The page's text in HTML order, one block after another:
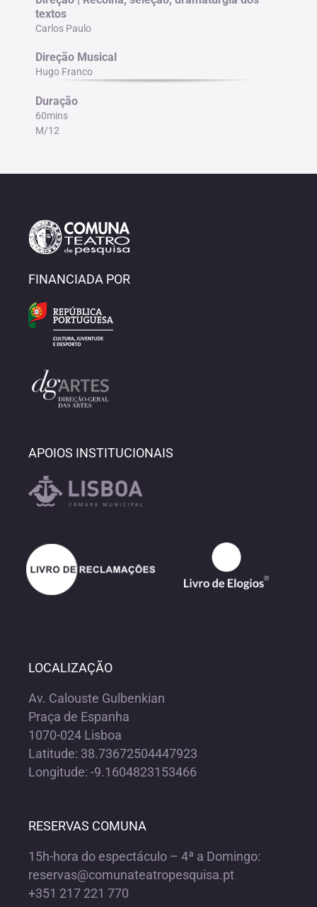
textos
Carlos Paulo
Direção Musical
Hugo Franco
Duração
60mins
M/12
FINANCIADA POR
APOIOS INSTITUCIONAIS
LOCALIZAÇÃO
Av. Calouste Gulbenkian
Praça de Espanha
1070-024 Lisboa
Latitude: 38.73672504447923
Longitude: -9.1604823153466
RESERVAS COMUNA
15h-hora do espectáculo – 4ª a Domingo:
reservas@comunateatropesquisa.pt
+351 217 221 770